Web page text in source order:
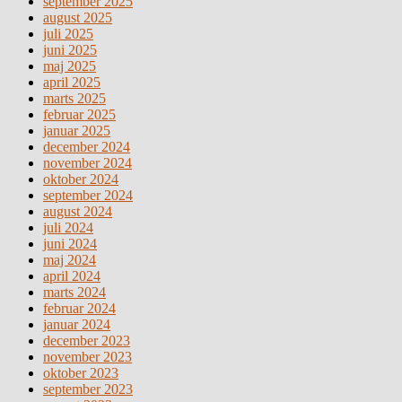
august 2025
juli 2025
juni 2025
maj 2025
april 2025
marts 2025
februar 2025
januar 2025
december 2024
november 2024
oktober 2024
september 2024
august 2024
juli 2024
juni 2024
maj 2024
april 2024
marts 2024
februar 2024
januar 2024
december 2023
november 2023
oktober 2023
september 2023